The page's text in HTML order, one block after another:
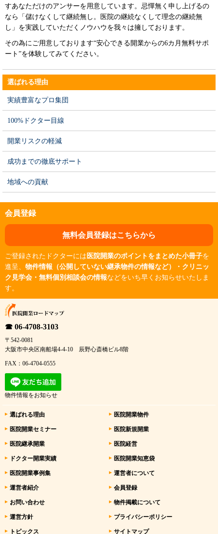
すあなただけのアンサーを用意しています。忌憚無く申し上げるの
なら「儲けなくして継続無し。医院の継続なくして理念の継続無
し」を実践していただくノウハウを我々は擁しております。
その為にご用意しております“安心できる開業からの6カ月無料サポ
ート”を体験してみてください。
選ばれる理由
実績豊富なプロ集団
100%ドクター目線
開業リスクの軽減
成功までの徹底サポート
地域への貢献
会員登録
無料会員登録はこちらから
ご登録されたドクターには 医院開業のポイントをまとめた小冊子を
進呈、 物件情報（公開していない継承物件の情報など）・クリニッ
ク見学会・無料個別相談会の情報などをいち早くお知らせいたしま
す。
☎ 06-4708-3103
〒542-0081
大阪市中央区南船場4-4-10 辰野心斎橋ビル8階
FAX：06-4704-0555
物件情報をお知らせ
選ばれる理由 医院開業物件
医院開業セミナー 医院新規開業
医院継承開業 医院経営
ドクター開業実績 医院開業知恵袋
医院開業事例集 運営者について
運営者紹介 会員登録
お問い合わせ 物件掲載について
運営方針 プライバシーポリシー
トピックス サイトマップ